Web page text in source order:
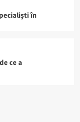
în
ce a